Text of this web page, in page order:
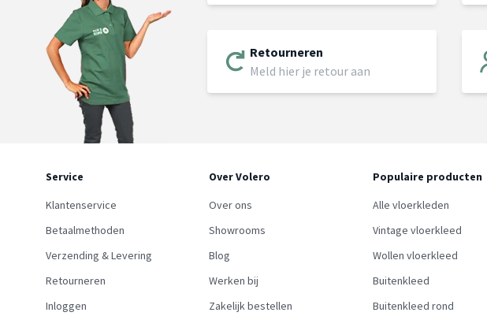
Retourneren
Meld hier je retour aan
Service
Klantenservice
Betaalmethoden
Verzending & Levering
Retourneren
Inloggen
Over Volero
Over ons
Showrooms
Blog
Werken bij
Zakelijk bestellen
Populaire producten
Alle vloerkleden
Vintage vloerkleed
Wollen vloerkleed
Buitenkleed
Buitenkleed rond